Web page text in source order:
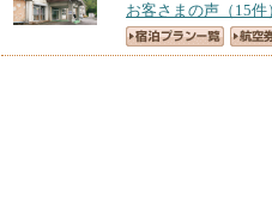
お客さまの声（15件